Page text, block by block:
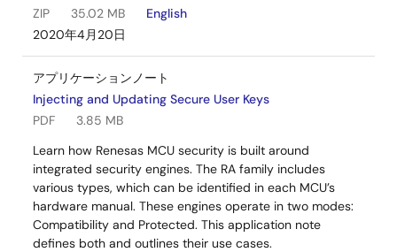
ZIP
35.02 MB
English
2020年4月20日
アプリケーションノート
Injecting and Updating Secure User Keys
PDF
3.85 MB
Learn how Renesas MCU security is built around
integrated security engines. The RA family includes
various types, which can be identified in each MCU’s
hardware manual. These engines operate in two modes:
Compatibility and Protected. This application note
defines both and outlines their use cases.